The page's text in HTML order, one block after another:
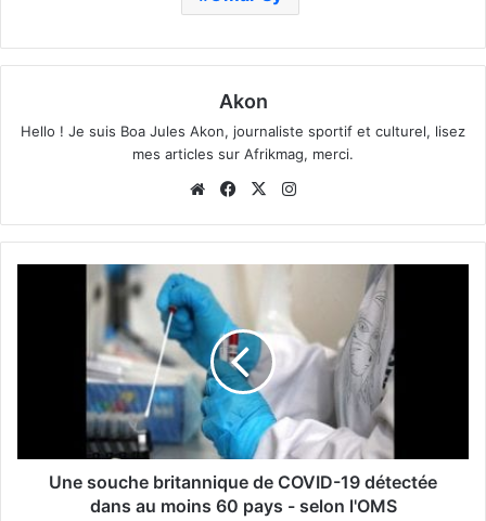
Akon
Hello ! Je suis Boa Jules Akon, journaliste sportif et culturel, lisez
mes articles sur Afrikmag, merci.
WebsiteFacebook
X
Une souche britannique de COVID-19 détectée
dans au moins 60 pays - selon l'OMS